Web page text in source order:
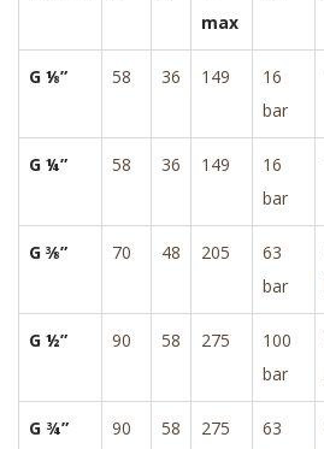
max
G ⅛” 58 36 149
16
bar
G ¼” 58 36 149
16
bar
G ⅜” 70 48 205
63
bar
G ½” 90 58 275
100
bar
G ¾” 90 58 275
63